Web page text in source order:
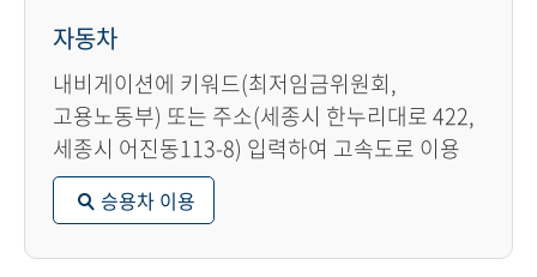
자동차
내비게이션에 키워드(최저임금위원회,
고용노동부) 또는 주소(세종시 한누리대로 422,
세종시 어진동113-8) 입력하여 고속도로 이용
승용차 이용